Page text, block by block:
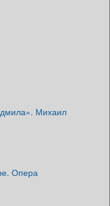
Михаил
Опера